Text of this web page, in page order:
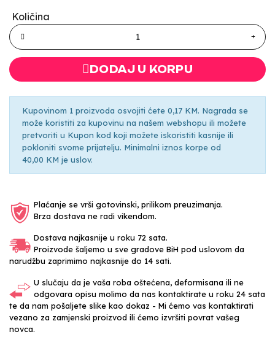
Količina
DODAJ U KORPU
Kupovinom 1 proizvoda osvojiti ćete 0,17 KM. Nagrada se
može koristiti za kupovinu na našem webshopu ili možete
pretvoriti u Kupon kod koji možete iskoristiti kasnije ili
pokloniti svome prijatelju. Minimalni iznos korpe od
40,00 KM je uslov.
Plaćanje se vrši gotovinski, prilikom preuzimanja.
Brza dostava ne radi vikendom.
Dostava najkasnije u roku 72 sata.
Proizvode šaljemo u sve gradove BiH pod uslovom da
narudžbu zaprimimo najkasnije do 14 sati.
U slučaju da je vaša roba oštećena, deformisana ili ne
odgovara opisu molimo da nas kontaktirate u roku 24 sata
te da nam pošaljete slike kao dokaz - Mi ćemo vas kontaktirati
vezano za zamjenski proizvod ili ćemo izvršiti povrat vašeg
novca.